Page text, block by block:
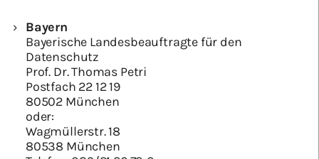
Bayern
Bayerische Landesbeauftragte für den
Datenschutz
Prof. Dr. Thomas Petri
Postfach 22 12 19
80502 München
oder:
Wagmüllerstr. 18
80538 München